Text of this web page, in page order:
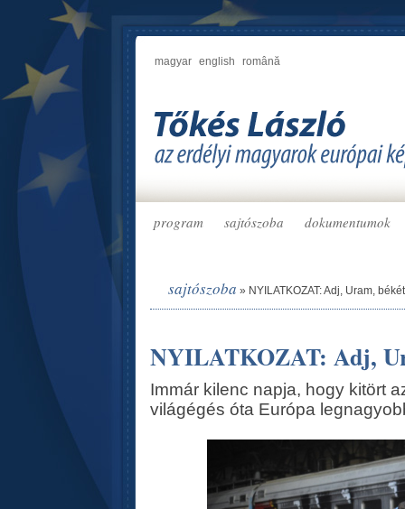
magyar english română
program sajtószoba dokumentumok
sajtószoba » NYILATKOZAT: Adj, Uram,
NYILATKOZAT: Adj,
Immár kilenc napja, hogy kitört
világégés óta Európa